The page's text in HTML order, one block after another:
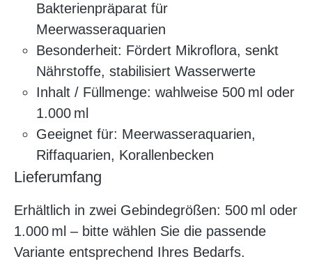
Bakterienpräparat für
Meerwasseraquarien
Besonderheit: Fördert Mikroflora, senkt
Nährstoffe, stabilisiert Wasserwerte
Inhalt / Füllmenge: wahlweise 500 ml oder
1.000 ml
Geeignet für: Meerwasseraquarien,
Riffaquarien, Korallenbecken
Lieferumfang
Erhältlich in zwei Gebindegrößen: 500 ml oder
1.000 ml – bitte wählen Sie die passende
Variante entsprechend Ihres Bedarfs.